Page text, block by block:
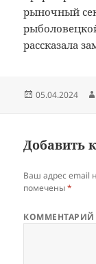
рыночный
рассказала
Опубликовано
05.04.2024
Добавить
Ваш адрес email
помечены*